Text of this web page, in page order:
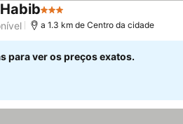
3 Estrelas
a 1.3 km de Centro da cidade
para ver os preços exatos.